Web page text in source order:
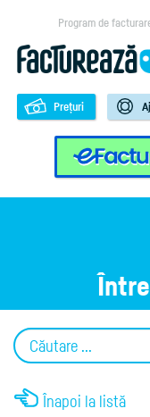
Program de
e-
Prețuri
Înapoi la listă